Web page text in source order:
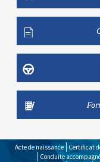
Acte de naissance Certificat
Conduite